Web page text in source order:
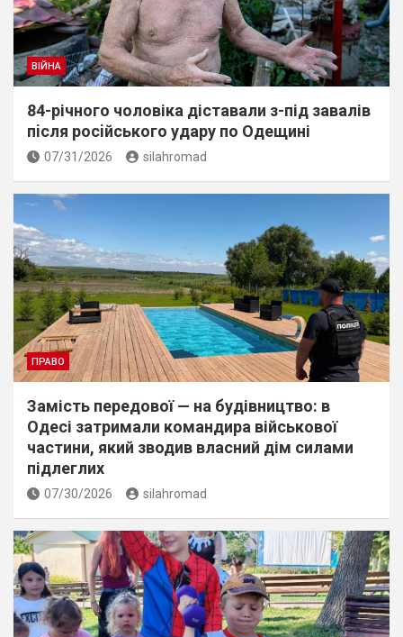
ВІЙНА
84-річного чоловіка діставали з-під завалів
пiсля росiйського удару по Одещині
07/31/2026 silahromad
ПРАВО
Замість передової — на будівництво: в
Одесі затримали командира військової
частини, який зводив власний дім силами
підлеглих
07/30/2026 silahromad